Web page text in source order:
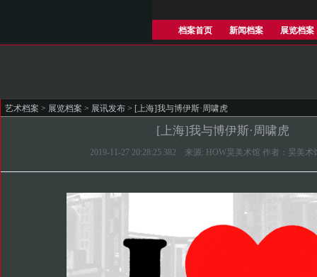
档案首页 新闻档案 展览档案
艺术档案 > 展览档案 > 展讯发布 > [上海]我与博伊斯·周啸虎
[上海]我与博伊斯·周啸虎
2019-11-27 20:28:25.382 来源: HOW昊美术馆 作者：昊美术